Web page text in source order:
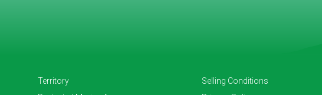
Territory
Selling Conditions